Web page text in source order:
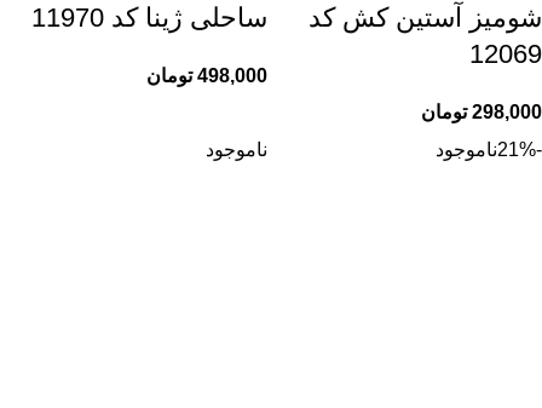
شومیز آستین کش کد
12069
298,000 تومان
ساحلی ژینا کد 11970
498,000 تومان
-21% ناموجود ناموجود